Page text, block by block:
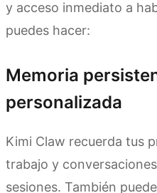
y acceso inmediato a
puedes hacer:
Memoria
personalizada
Kimi Claw recuerda tus
trabajo y
sesiones. También